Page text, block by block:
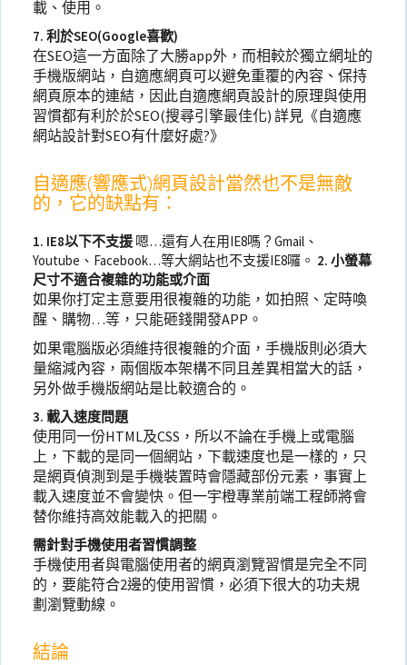
載、使用。
7. 利於SEO(Google喜歡)
在SEO這一方面除了大勝app外，而相較於獨立網址的
手機版網站，自適應網頁可以避免重覆的內容、保持
網頁原本的連結，因此自適應網頁設計的原理與使用
習慣都有利於於SEO(搜尋引擎最佳化) 詳見《自適應
網站設計對SEO有什麼好處?》
自適應(響應式)網頁設計當然也不是無敵
的，它的缺點有：
1. IE8以下不支援 嗯…還有人在用IE8嗎？Gmail、
Youtube、Facebook…等大網站也不支援IE8囉。 2. 小螢幕
尺寸不適合複雜的功能或介面
如果你打定主意要用很複雜的功能，如拍照、定時喚
醒、購物…等，只能砸錢開發APP。
如果電腦版必須維持很複雜的介面，手機版則必須大
量縮減內容，兩個版本架構不同且差異相當大的話，
另外做手機版網站是比較適合的。
3. 載入速度問題
使用同一份HTML及CSS，所以不論在手機上或電腦
上，下載的是同一個網站，下載速度也是一樣的，只
是網頁偵測到是手機裝置時會隱藏部份元素，事實上
載入速度並不會變快。但一宇橙專業前端工程師將會
替你維持高效能載入的把關。
需針對手機使用者習慣調整
手機使用者與電腦使用者的網頁瀏覽習慣是完全不同
的，要能符合2邊的使用習慣，必須下很大的功夫規
劃瀏覽動線。
結論